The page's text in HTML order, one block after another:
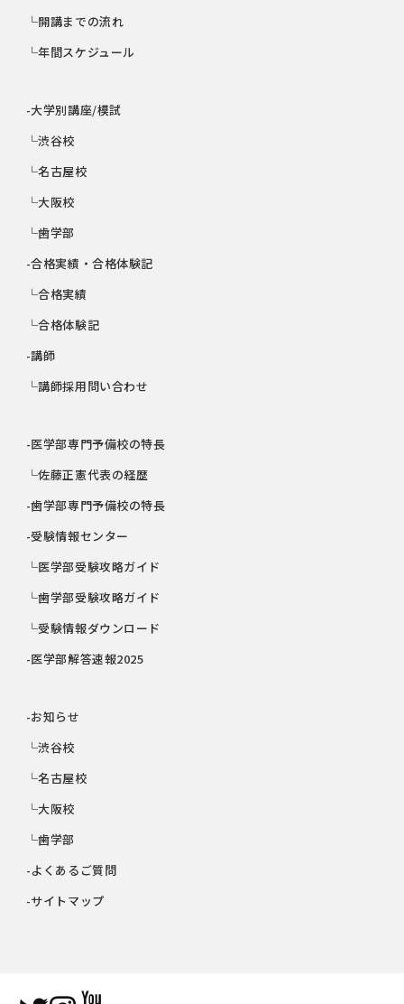
└開講までの流れ
└年間スケジュール
-大学別講座/模試
└渋谷校
└名古屋校
└大阪校
└歯学部
-合格実績・合格体験記
└合格実績
└合格体験記
-講師
└講師採用問い合わせ
-医学部専門予備校の特長
└佐藤正憲代表の経歴
-歯学部専門予備校の特長
-受験情報センター
└医学部受験攻略ガイド
└歯学部受験攻略ガイド
└受験情報ダウンロード
-医学部解答速報2025
-お知らせ
└渋谷校
└名古屋校
└大阪校
└歯学部
-よくあるご質問
-サイトマップ